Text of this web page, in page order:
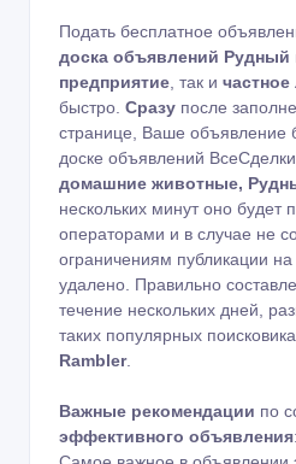
Подать бесплатное
доска объявлений Рудный
предприятие , так и частное
быстро. Сразу после
странице, Ваше объявление
доске объявлений
домашние животные,
нескольких минут оно будет
операторами и в случае не
ограничениям публикации
удалено. Правильно
течение нескольких дней,
таких популярных
Rambler.
Важные рекомендации по
эффективного объявления: